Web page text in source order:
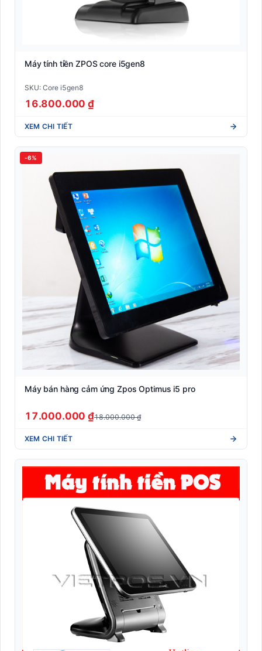
Máy tính tiền ZPOS core i5gen8
SKU: Core i5gen8
16.800.000 ₫
XEM CHI TIẾT
-6%
Máy bán hàng cảm ứng Zpos Optimus i5 pro
17.000.000 ₫18.000.000 ₫
XEM CHI TIẾT